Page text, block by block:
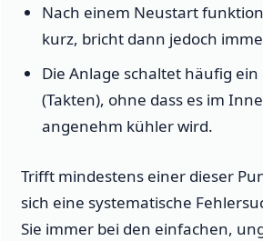
Nach einem Neustart
kurz, bricht dann jedoch
Die Anlage schaltet häufig
(Takten), ohne dass es im
angenehm kühler wird.
Trifft mindestens einer dieser
sich eine systematische
Sie immer bei den einfachen,